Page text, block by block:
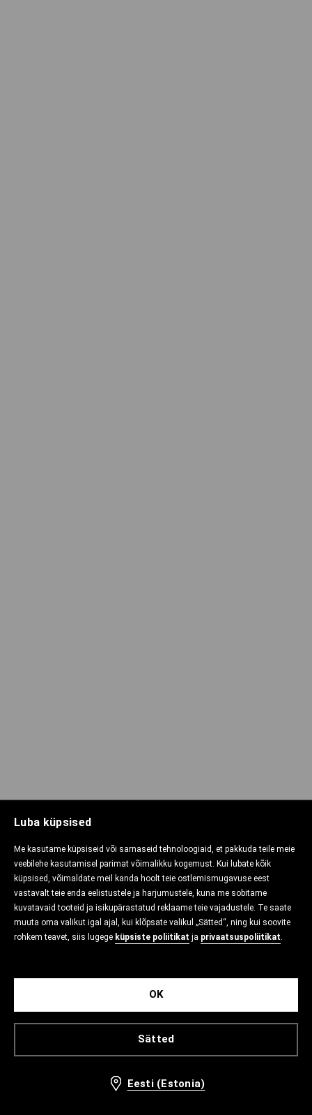
Luba küpsised
Me kasutame küpsiseid või sarnaseid tehnoloogiaid, et pakkuda teile meie
veebilehe kasutamisel parimat võimalikku kogemust. Kui lubate kõik
küpsised, võimaldate meil kanda hoolt teie ostlemismugavuse eest
vastavalt teie enda eelistustele ja harjumustele, kuna me sobitame
kuvatavaid tooteid ja isikupärastatud reklaame teie vajadustele. Te saate
muuta oma valikut igal ajal, kui klõpsate valikul „Sätted“, ning kui soovite
rohkem teavet, siis lugege küpsiste poliitikat ja privaatsuspoliitikat.
Sätted
OK
Eesti (Estonia)